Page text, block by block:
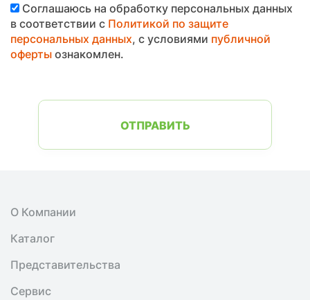
Соглашаюсь на обработку персональных данных
в соответствии с Политикой по защите
персональных данных, с условиями публичной
офертыознакомлен.
ОТПРАВИТЬ
О Компании
Каталог
Представительства
Сервис